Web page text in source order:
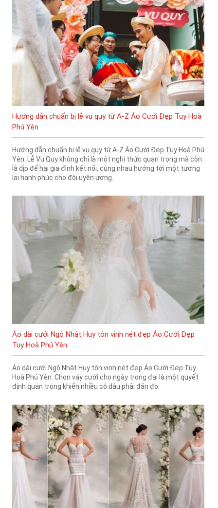
Hướng dẫn chuẩn bị lễ vu quy từ A-Z Áo Cưới Đẹp Tuy Hoà
Phú Yên
Hướng dẫn chuẩn bị lễ vu quy từ A-Z Áo Cưới Đẹp Tuy Hoà Phú
Yên. Lễ Vu Quy không chỉ là một nghi thức quan trọng mà còn
là dịp để hai gia đình kết nối, cùng nhau hướng tới một tương
lai hạnh phúc cho đôi uyên ương.
Áo dài cưới Ngô Nhật Huy tôn vinh nét đẹp Áo Cưới Đẹp
Tuy Hoà Phú Yên
Áo dài cưới Ngô Nhật Huy tôn vinh nét đẹp Áo Cưới Đẹp Tuy
Hoà Phú Yên. Chọn váy cưới cho ngày trọng đại là một quyết
định quan trọng khiến nhiều cô dâu phải đắn đo.